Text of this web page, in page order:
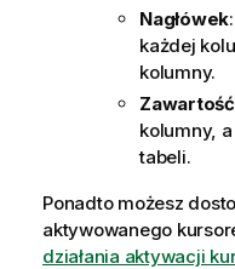
Nagłówek
każdej
kolumny.
Zawartość
kolumny,
tabeli.
Ponadto możesz
aktywowanego
działania aktywacji